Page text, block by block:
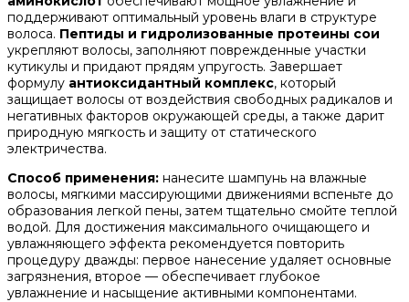
поддерживают оптимальный уровень влаги в структуре
волоса. Пептиды и гидролизованные протеины сои
укрепляют волосы, заполняют поврежденные участки
кутикулы и придают прядям упругость. Завершает
формулу антиоксидантный комплекс, который
защищает волосы от воздействия свободных радикалов и
негативных факторов окружающей среды, а также дарит
природную мягкость и защиту от статического
электричества.
Способ применения: нанесите шампунь на влажные
волосы, мягкими массирующими движениями вспеньте до
образования легкой пены, затем тщательно смойте теплой
водой. Для достижения максимального очищающего и
увлажняющего эффекта рекомендуется повторить
процедуру дважды: первое нанесение удаляет основные
загрязнения, второе — обеспечивает глубокое
увлажнение и насыщение активными компонентами.